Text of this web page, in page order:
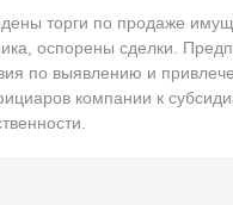
торги по продаже
оспорены сделки.
по выявлению и
компании к